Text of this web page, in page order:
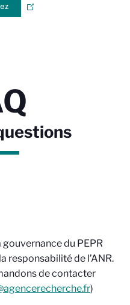
gouvernance du PEPR
responsabilité de l’ANR.
de contacter
)